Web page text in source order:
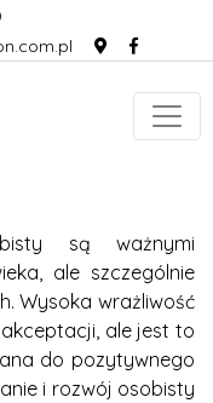
są ważnymi
ale szczególnie
Wysoka wrażliwość
ale jest to
do pozytywnego
i rozwój osobisty